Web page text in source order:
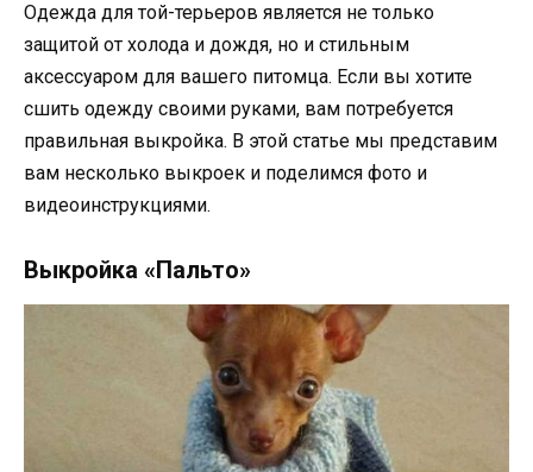
Одежда для той-терьеров является не только
защитой от холода и дождя, но и стильным
аксессуаром для вашего питомца. Если вы хотите
сшить одежду своими руками, вам потребуется
правильная выкройка. В этой статье мы представим
вам несколько выкроек и поделимся фото и
видеоинструкциями.
Выкройка «Пальто»